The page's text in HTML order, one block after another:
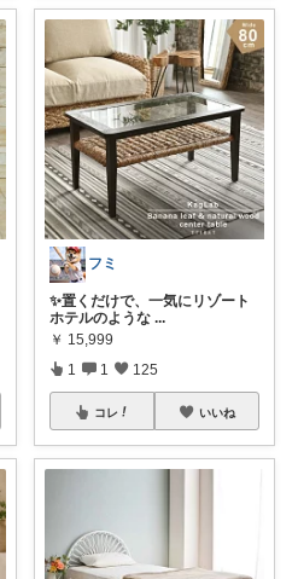
フミ
✨置くだけで、一気にリゾート
ホテルのような ...
￥ 15,999
1 1 125
コレ いいね